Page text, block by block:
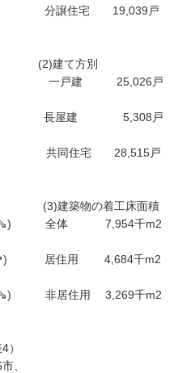
⇗) 分譲住宅 19,039戸
建て方別
⇘) 一戸建 25,026戸
⇘) 長屋建 5,308戸
⇗) 共同住宅 28,515戸
建築物の着工床面積
⇘) 全体 7,954千m2
⇗) 居住用 4,684千m2
⇘) 非居住用 3,269千m2
）
、